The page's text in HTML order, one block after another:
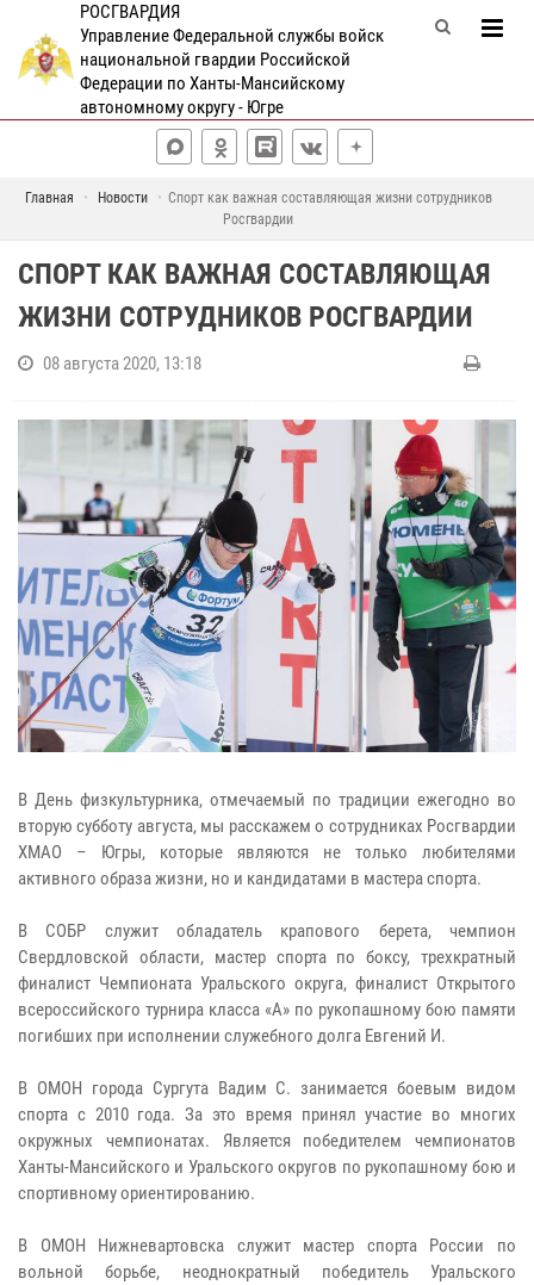
РОСГВАРДИЯ
Управление Федеральной службы войск
национальной гвардии Российской
Федерации по Ханты-Мансийскому
автономному округу - Югре
Главная Новости
Спорт как важная составляющая жизни сотрудников
Росгвардии
СПОРТ КАК ВАЖНАЯ СОСТАВЛЯЮЩАЯ
ЖИЗНИ СОТРУДНИКОВ РОСГВАРДИИ
08 августа 2020, 13:18
В День физкультурника, отмечаемый по традиции ежегодно во
вторую субботу августа, мы расскажем о сотрудниках Росгвардии
ХМАО – Югры, которые являются не только любителями
активного образа жизни, но и кандидатами в мастера спорта.
В СОБР служит обладатель крапового берета, чемпион
Свердловской области, мастер спорта по боксу, трехкратный
финалист Чемпионата Уральского округа, финалист Открытого
всероссийского турнира класса «А» по рукопашному бою памяти
погибших при исполнении служебного долга Евгений И.
В ОМОН города Сургута Вадим С. занимается боевым видом
спорта с 2010 года. За это время принял участие во многих
окружных чемпионатах. Является победителем чемпионатов
Ханты-Мансийского и Уральского округов по рукопашному бою и
спортивному ориентированию.
В ОМОН Нижневартовска служит мастер спорта России по
вольной борьбе, неоднократный победитель Уральского